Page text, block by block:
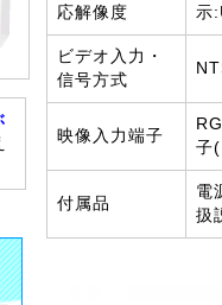
応解像度
示
ビデオ入力・
信号方式
映像入力端子
子
付属品
電
扱